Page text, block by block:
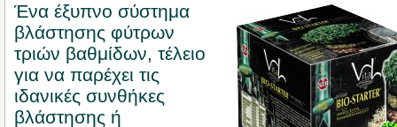
Ένα έξυπνο σύστημα
βλάστησης φύτρων
τριών βαθμίδων, τέλειο
για να παρέχει τις
ιδανικές συνθήκες
βλάστησης ή